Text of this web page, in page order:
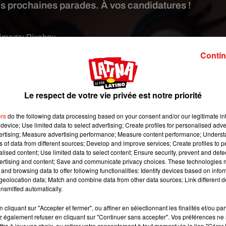
prochaines parades. À vos candidatures !
Pixabay
vous. Le parc Disneyland Paris vient de lancer un grand
parades. Des « missions ponctuelles » pouvant
les Studios de danse LAX, au 18 bis Villa Riberolle, dans le
de plus de 18 ans, mesurer entre 141 cm et 192 cm.
expérience préalable dans l’univers de l’animation et/ou de
Le respect de votre vie privée est notre priorité
do the following data processing based on your consent and/or our legitimate
Use limited data to select advertising; Create profiles for personalised
Measure advertising performance; Measure content performance;
of data from different sources; Develop and improve services; Create profiles to
content; Use limited data to select content; Ensure security, prevent and
and content; Save and communicate privacy choices. These technologies
browsing data to offer following functionalities: Identify devices based on
data; Match and combine data from other data sources; Link different
automatically.
cliquant sur "Accepter et fermer", ou affiner en sélectionnant les finalités et/ou
également refuser en cliquant sur "Continuer sans accepter". Vos préférences